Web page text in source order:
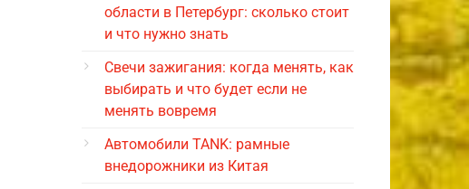
области в Петербург: сколько стоит
и что нужно знать
Свечи зажигания: когда менять, как
выбирать и что будет если не
менять вовремя
Автомобили TANK: рамные
внедорожники из Китая